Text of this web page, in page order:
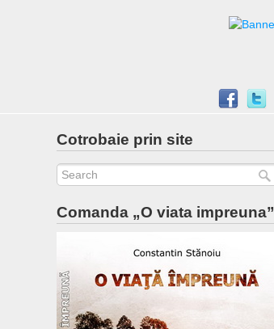
Cotrobaie prin site
Comanda „O viata impreuna”